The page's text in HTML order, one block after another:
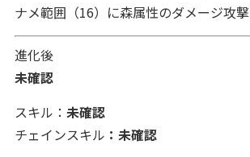
ナメ範囲（16）に森属性のダメージ攻撃
進化後
未確認
スキル： 未確認
チェインスキル ：未確認